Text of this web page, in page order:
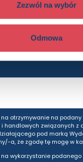
Zezwól na wybór
Odmowa
do Twojej
otrzymywanie na
handlowych związanych z
pod marką
a, że zgodę tę mogę w
wykorzystanie